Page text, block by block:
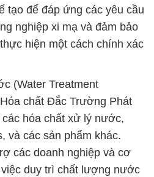
tạo để đáp ứng các yêu cầu
nghiệp xi mạ và đảm bảo
hiện một cách chính xác
(Water Treatment
chất Đắc Trường Phát
hóa chất xử lý nước,
và các sản phẩm khác.
các doanh nghiệp và cơ
duy trì chất lượng nước